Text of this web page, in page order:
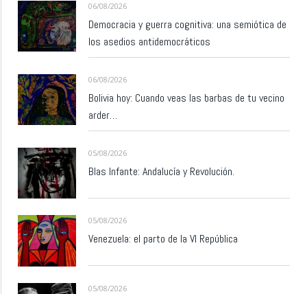
06/08/2026
Democracia y guerra cognitiva: una semiótica de
los asedios antidemocráticos
06/08/2026
Bolivia hoy: Cuando veas las barbas de tu vecino
arder…
05/08/2026
Blas Infante: Andalucía y Revolución.
05/08/2026
Venezuela: el parto de la VI República
05/08/2026